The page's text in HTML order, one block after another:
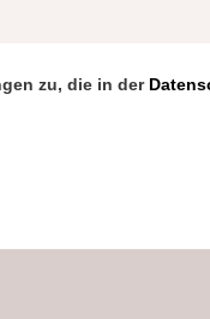
zu, die in der